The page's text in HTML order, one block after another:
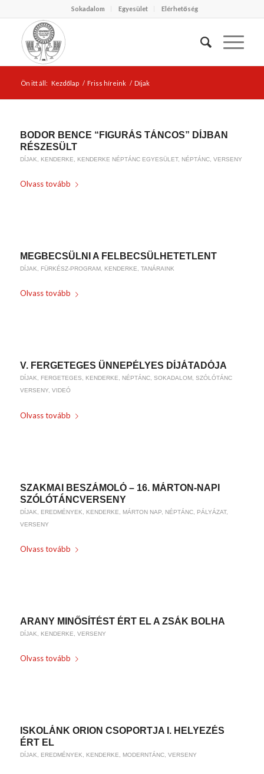
Sokadalom Egyesület Elérhetőség
Ön itt áll: Kezdőlap / Friss híreink / Díjak
BODOR BENCE “FIGURÁS TÁNCOS” DÍJBAN
RÉSZESÜLT
DÍJAK KENDERKE KENDERKE NÉPTÁNC EGYESÜLET, NÉPTÁNC, VERSENY
Olvass tovább
MEGBECSÜLNI A FELBECSÜLHETETLENT
DÍJAK, FÜRKÉSZ-PROGRAM, KENDERKE, TANÁRAINK
Olvass tovább
V. FERGETEGES ÜNNEPÉLYES DÍJÁTADÓJA
DÍJAK, FERGETEGES, KENDERKE, NÉPTÁNC, SOKADALOM, SZÓLÓTÁNC
VERSENY, VIDEÓ
Olvass tovább
SZAKMAI BESZÁMOLÓ – 16. MÁRTON-NAPI
SZÓLÓTÁNCVERSENY
DÍJAK EREDMÉNYEK KENDERKE MÁRTON NAP, NÉPTÁNC, PÁLYÁZAT,
VERSENY
Olvass tovább
ARANY MINŐSÍTÉST ÉRT EL A ZSÁK BOLHA
DÍJAK KENDERKE VERSENY
Olvass tovább
ISKOLÁNK ORION CSOPORTJA I. HELYEZÉS
ÉRT EL
DÍJAK EREDMÉNYEK KENDERKE MODERNTÁNC, VERSENY